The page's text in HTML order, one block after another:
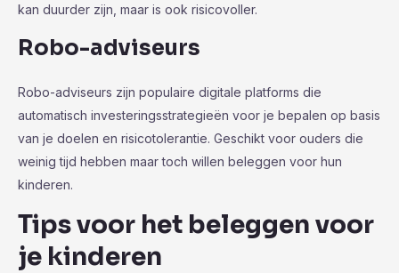
kan duurder zijn, maar is ook risicovoller.
Robo-adviseurs
Robo-adviseurs zijn populaire digitale platforms die
automatisch investeringsstrategieën voor je bepalen op basis
van je doelen en risicotolerantie. Geschikt voor ouders die
weinig tijd hebben maar toch willen beleggen voor hun
kinderen.
Tips voor het beleggen voor
je kinderen